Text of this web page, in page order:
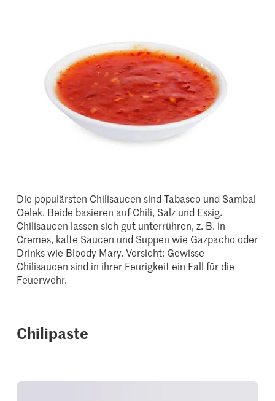
Die populärsten Chilisaucen sind Tabasco und Sambal
Oelek. Beide basieren auf Chili, Salz und Essig.
Chilisaucen lassen sich gut unterrühren, z. B. in
Cremes, kalte Saucen und Suppen wie Gazpacho oder
Drinks wie Bloody Mary. Vorsicht: Gewisse
Chilisaucen sind in ihrer Feurigkeit ein Fall für die
Feuerwehr.
Chilipaste